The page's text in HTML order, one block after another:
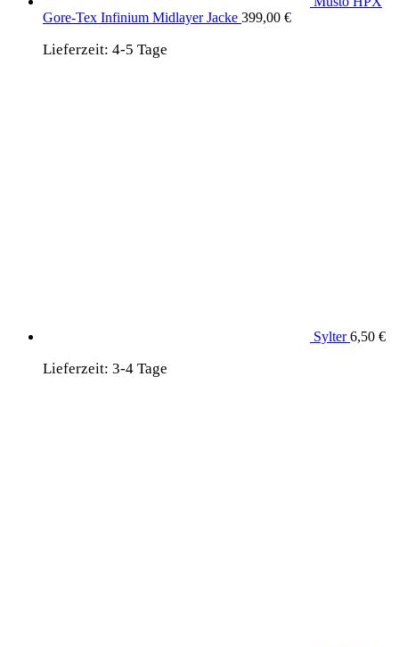
Gore-Tex Infinium Midlayer Jacke 399,00 €
Lieferzeit: 4-5 Tage
Sylter 6,50 €
Lieferzeit: 3-4 Tage